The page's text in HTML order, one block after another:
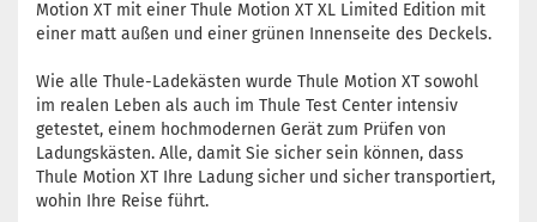
Motion XT mit einer Thule Motion XT XL Limited Edition mit
einer matt außen und einer grünen Innenseite des Deckels.
Wie alle Thule-Ladekästen wurde Thule Motion XT sowohl
im realen Leben als auch im Thule Test Center intensiv
getestet, einem hochmodernen Gerät zum Prüfen von
Ladungskästen. Alle, damit Sie sicher sein können, dass
Thule Motion XT Ihre Ladung sicher und sicher transportiert,
wohin Ihre Reise führt.